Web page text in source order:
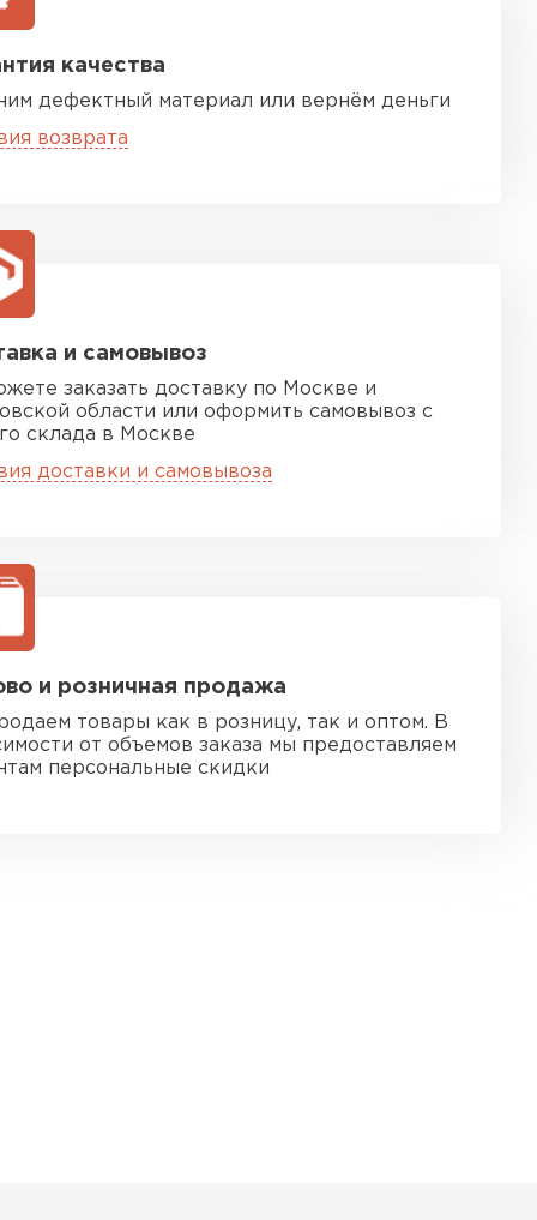
качества
дефектный материал или вернём деньги
возврата
и самовывоз
заказать доставку по Москве и
области или оформить самовывоз с
склада в Москве
доставки и самовывоза
и розничная продажа
товары как в розницу, так и оптом. В
от объемов заказа мы предоставляем
персональные скидки
черепица